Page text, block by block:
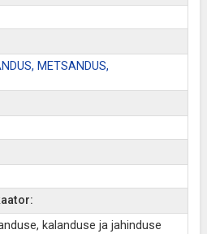
METSANDUS,
kalanduse ja jahinduse